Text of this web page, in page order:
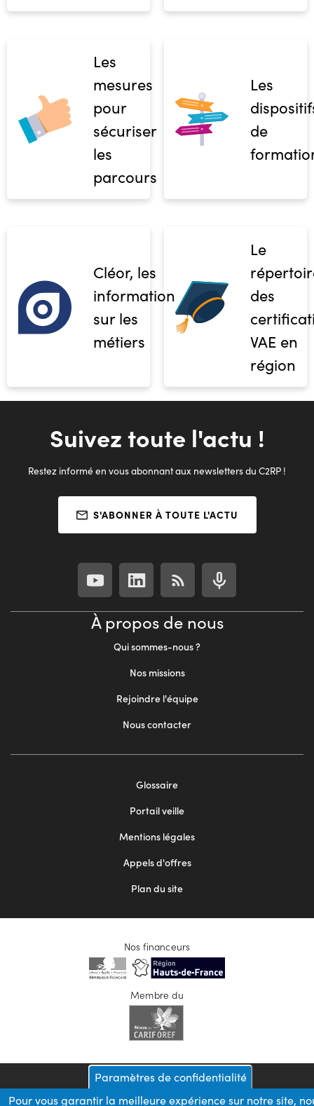
Les
mesures
pour
sécuriser
les
parcours
Les
de
Cléor, les
informations
sur les
métiers
Le
des
VAE en
région
Suivez toute l'actu !
Restez informé en vous abonnant aux newsletters du C2RP !
S'ABONNER À TOUTE L'ACTU
À propos de nous
Qui sommes-nous ?
Nos missions
Rejoindre l'équipe
Nous contacter
Glossaire
Portail veille
Mentions légales
Appels d'offres
Plan du site
Nos financeurs
Membre du
Paramètres de confidentialité
Pour vous garantir la meilleure expérience sur notre site,